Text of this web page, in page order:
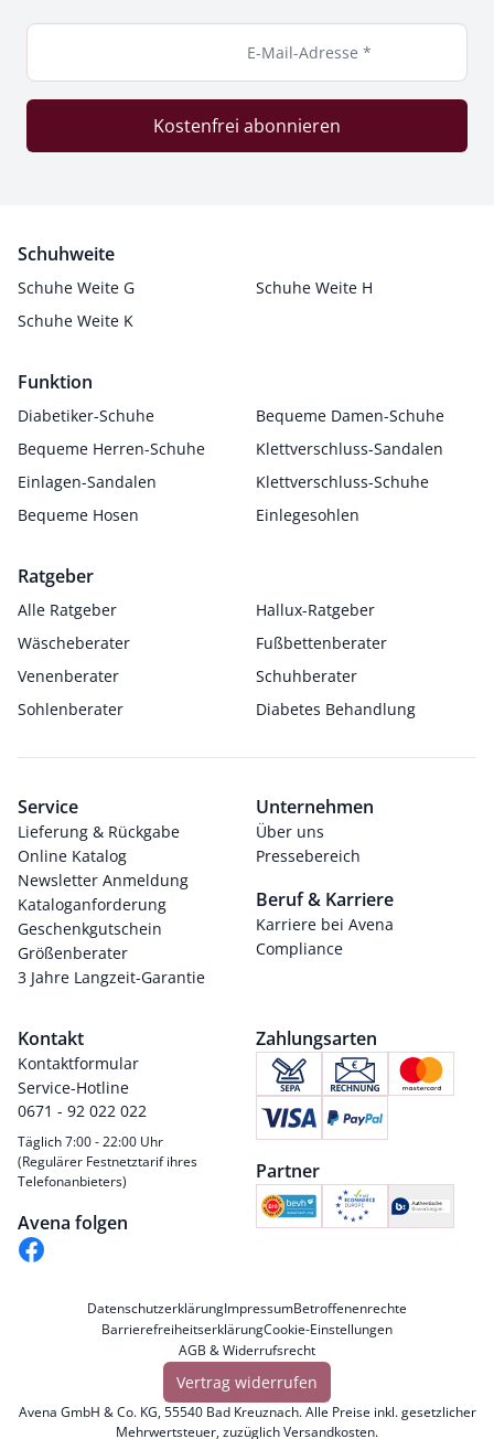
E-Mail-Adresse *
Kostenfrei abonnieren
Schuhweite
Schuhe Weite G
Schuhe Weite H
Schuhe Weite K
Funktion
Diabetiker-Schuhe
Bequeme Damen-Schuhe
Bequeme Herren-Schuhe
Klettverschluss-Sandalen
Einlagen-Sandalen
Klettverschluss-Schuhe
Bequeme Hosen
Einlegesohlen
Ratgeber
Alle Ratgeber
Hallux-Ratgeber
Wäscheberater
Fußbettenberater
Venenberater
Schuhberater
Sohlenberater
Diabetes Behandlung
Service
Lieferung & Rückgabe
Online Katalog
Newsletter Anmeldung
Kataloganforderung
Geschenkgutschein
Größenberater
3 Jahre Langzeit-Garantie
Unternehmen
Über uns
Pressebereich
Beruf & Karriere
Karriere bei Avena
Compliance
Kontakt
Kontaktformular
Service-Hotline
0671 - 92 022 022
Täglich 7:00 - 22:00 Uhr
(Regulärer Festnetztarif ihres
Telefonanbieters)
Avena folgen
Zahlungsarten
Partner
DatenschutzerklärungImpressumBetroffenenrechte
BarrierefreiheitserklärungCookie-Einstellungen
AGB & Widerrufsrecht
Vertrag widerrufen
Avena GmbH & Co. KG, 55540 Bad Kreuznach. Alle Preise inkl. gesetzlicher
Mehrwertsteuer, zuzüglichVersandkosten.